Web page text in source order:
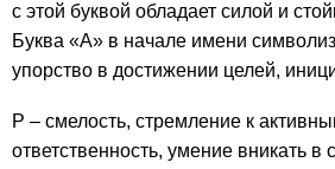
с этой буквой обладает силой и
Буква «А» в начале имени
упорство в достижении целей,
Р – смелость, стремление к
ответственность, умение вникать в